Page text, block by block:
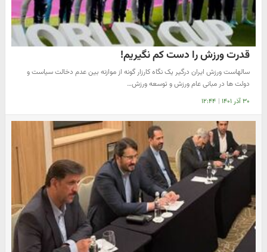
قدرت ورزش را دست کم نگیریم!
سالهاست ورزش ایران درگیر یک نگاه کارزار گونه از موازنه بین عدم دخالت سیاست و
دولت ها در مبانی عام ورزش و توسعه ورزش…
۳۰ آذر ۱۴۰۱ | ۱۲:۴۴